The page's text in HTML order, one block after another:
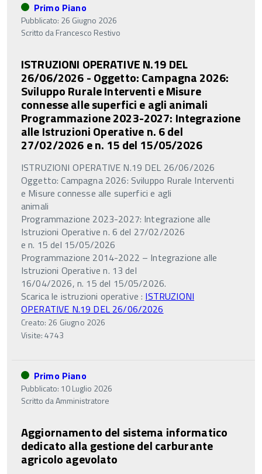
Primo Piano
Pubblicato: 26 Giugno 2026
Scritto daFrancesco Restivo
ISTRUZIONI OPERATIVE N.19 DEL
26/06/2026 - Oggetto: Campagna 2026:
Sviluppo Rurale Interventi e Misure
connesse alle superfici e agli animali
Programmazione 2023-2027: Integrazione
alle Istruzioni Operative n. 6 del
27/02/2026 e n. 15 del 15/05/2026
ISTRUZIONI OPERATIVE N.19 DEL 26/06/2026
Oggetto: Campagna 2026: Sviluppo Rurale Interventi
e Misure connesse alle superfici e agli
animali
Programmazione 2023-2027: Integrazione alle
Istruzioni Operative n. 6 del 27/02/2026
e n. 15 del 15/05/2026
Programmazione 2014-2022 – Integrazione alle
Istruzioni Operative n. 13 del
16/04/2026, n. 15 del 15/05/2026.
Scarica le istruzioni operative : ISTRUZIONI
OPERATIVE N.19 DEL 26/06/2026
Creato: 26 Giugno 2026
Visite: 4743
Primo Piano
Pubblicato: 10 Luglio 2026
Scritto daAmministratore
Aggiornamento del sistema informatico
dedicato alla gestione del carburante
agricolo agevolato